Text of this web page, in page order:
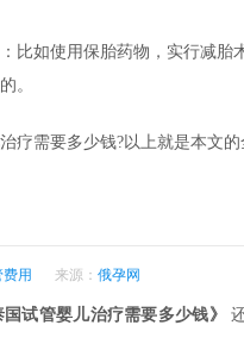
比如使用保胎药物，实行减胎
。
疗需要多少钱?以上就是本文
用 来源： 俄孕网
国试管婴儿治疗需要多少钱》